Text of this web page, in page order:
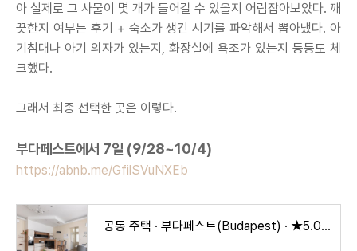
아 실제로 그 사물이 몇 개가 들어갈 수 있을지 어림잡아보았다. 깨
끗한지 여부는 후기 + 숙소가 생긴 시기를 파악해서 뽑아냈다. 아
기침대나 아기 의자가 있는지, 화장실에 욕조가 있는지 등등도 체
크했다.
그래서 최종 선택한 곳은 이렇다.
부다페스트에서 7일 (9/28~10/4)
https://abnb.me/GfilSVuNXEb
공동 주택 · 부다페스트(Budapest) · ★5.0 · 침실 2개 · 침대 2개 · 욕실 1개